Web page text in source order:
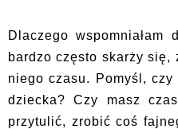
Dlaczego
bardzo często skarży się,
niego czasu. Pomyśl,
dziecka? Czy masz
przytulić, zrobić coś